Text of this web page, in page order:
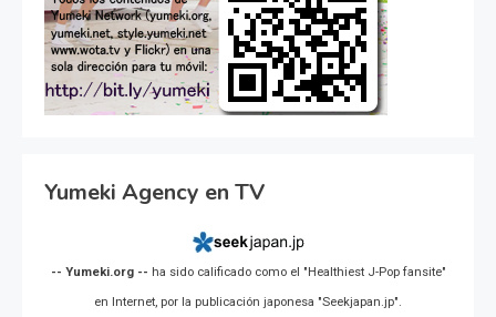
Yumeki Agency en TV
-- Yumeki.org -- ha sido calificado como el "Healthiest J-Pop fansite"
en Internet, por la publicación japonesa "Seekjapan.jp".